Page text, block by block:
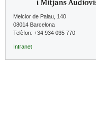
Melcior de Palau, 140
08014 Barcelona
Telèfon: +34 934 035 770
Intranet